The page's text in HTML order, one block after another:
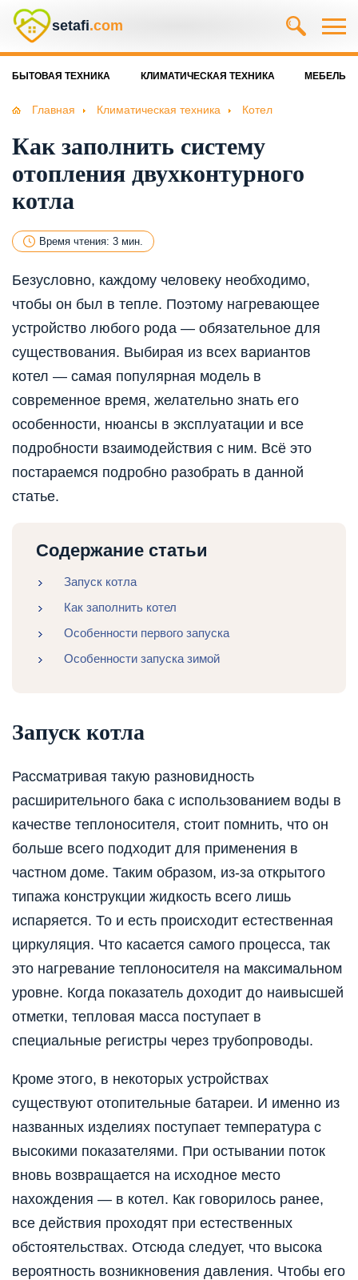
setafi.com
БЫТОВАЯ ТЕХНИКА КЛИМАТИЧЕСКАЯ ТЕХНИКА МЕБЕЛЬ
Главная Климатическая техника Котел
Как заполнить систему
отопления двухконтурного
котла
Время чтения: 3 мин.
Безусловно, каждому человеку необходимо,
чтобы он был в тепле. Поэтому нагревающее
устройство любого рода — обязательное для
существования. Выбирая из всех вариантов
котел — самая популярная модель в
современное время, желательно знать его
особенности, нюансы в эксплуатации и все
подробности взаимодействия с ним. Всё это
постараемся подробно разобрать в данной
статье.
Содержание статьи
Запуск котла
Как заполнить котел
Особенности первого запуска
Особенности запуска зимой
Запуск котла
Рассматривая такую разновидность
расширительного бака с использованием воды в
качестве теплоносителя, стоит помнить, что он
больше всего подходит для применения в
частном доме. Таким образом, из-за открытого
типажа конструкции жидкость всего лишь
испаряется. То и есть происходит естественная
циркуляция. Что касается самого процесса, так
это нагревание теплоносителя на максимальном
уровне. Когда показатель доходит до наивысшей
отметки, тепловая масса поступает в
специальные регистры через трубопроводы.
Кроме этого, в некоторых устройствах
существуют отопительные батареи. И именно из
названных изделиях поступает температура с
высокими показателями. При остывании поток
вновь возвращается на исходное место
нахождения — в котел. Как говорилось ранее,
все действия проходят при естественных
обстоятельствах. Отсюда следует, что высока
вероятность возникновения давления. Чтобы его